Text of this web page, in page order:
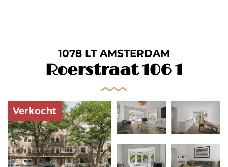
1078 LT AMSTERDAM
Roerstraat 106 1
Verkocht